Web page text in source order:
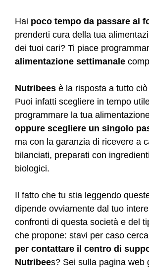
Hai poco tempo da passare ai
prenderti cura della tua
dei tuoi cari? Ti piace
alimentazione settimanale
Nutribees è la risposta a tutto
Puoi infatti scegliere in tempo
programmare la tua
oppure scegliere un singolo
ma con la garanzia di ricevere a
bilanciati, preparati con
biologici.
Il fatto che tu stia leggendo
dipende ovviamente dal tuo
confronti di questa società e del
che propone: stavi per caso
per contattare il centro di
Nutribees? Sei sulla pagina web